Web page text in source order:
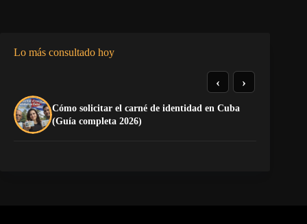
Lo más consultado hoy
Cómo solicitar el carné de identidad en Cuba
(Guía completa 2026)
‹ ›